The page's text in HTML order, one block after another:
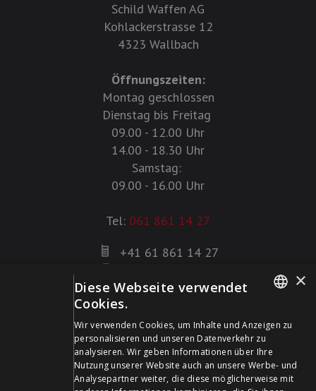
Schild Waffen AG
Kohlackerstrasse 12
4323 Wallbach
Öffnungszeiten:
Montag geschlossen
Dienstag bis Freitag
09.00 - 12.00 Uhr
14.00 - 18.30 Uhr
Samstag:
09.00 - 16.00 Uhr
Tel: 061 861 14 27
+41 61 861 14 27
info@schildwaffen.ch
Zahlungsmittel
FRENCH
×
Diese Webseite verwendet
Cookies.
Wir verwenden Cookies, um Inhalte und Anzeigen zu
personalisieren und unseren Datenverkehr zu
analysieren. Wir geben Informationen über Ihre
Nutzung unserer Website auch an unsere Werbe- und
Analysepartner weiter, die diese möglicherweise mit